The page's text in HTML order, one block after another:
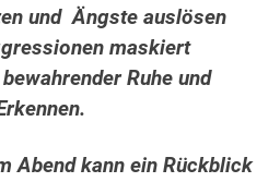
und Ängste auslösen
maskiert
Ruhe und
Abend kann ein Rückblick